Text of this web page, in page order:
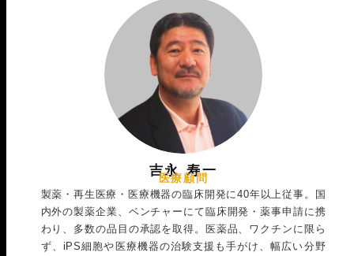
吉永 寿一
医療顧問
製薬・再生医療・医療機器の臨床開発に40年以上従事。国
内外の製薬企業、ベンチャーにて臨床開発・薬事申請に携
わり、多数の品目の承認を取得。医薬品、ワクチンに限ら
ず、iPS細胞や医療機器の治験支援も手がけ、幅広い分野